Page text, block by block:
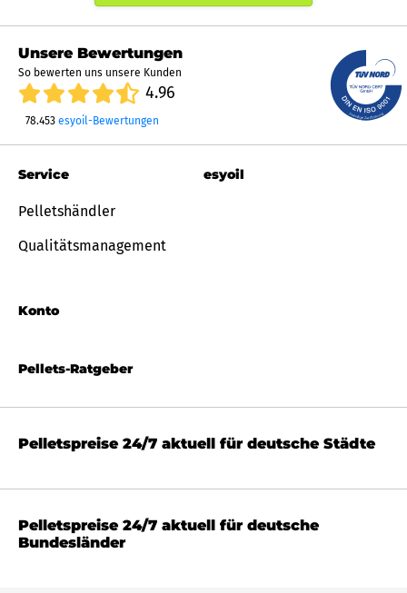
Unsere Bewertungen
So bewerten uns unsere Kunden
4.96
78.453 esyoil-Bewertungen
Pellets-Ratgeber
Service
Pelletshändler
Qualitätsmanagement
Konto
esyoil
Pelletspreise 24/7 aktuell für deutsche Städte
Pelletspreise 24/7 aktuell für deutsche
Bundesländer